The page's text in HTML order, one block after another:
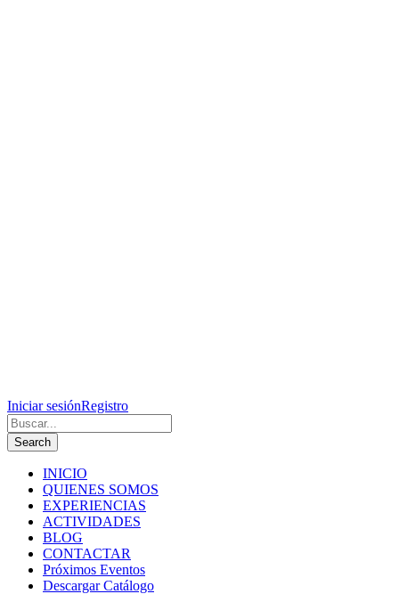
Iniciar sesiónRegistro
INICIO
QUIENES SOMOS
EXPERIENCIAS
ACTIVIDADES
BLOG
CONTACTAR
Próximos Eventos
Descargar Catálogo